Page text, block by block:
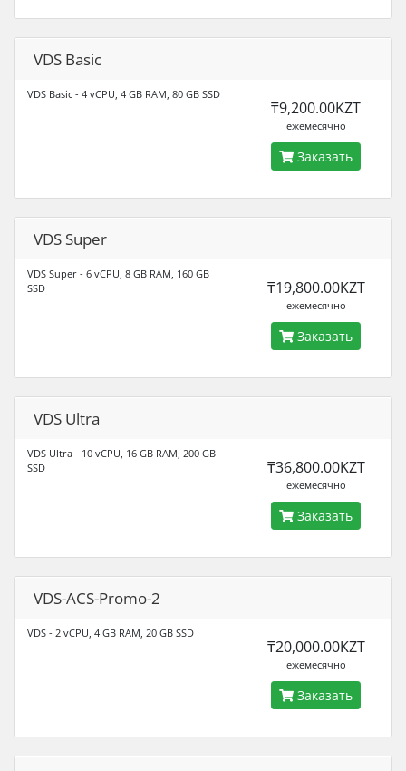
VDS Basic
VDS Basic - 4 vCPU, 4 GB RAM, 80 GB SSD
₸9,200.00KZT
ежемесячно
Заказать
VDS Super
VDS Super - 6 vCPU, 8 GB RAM, 160 GB
SSD
₸19,800.00KZT
ежемесячно
Заказать
VDS Ultra
VDS Ultra - 10 vCPU, 16 GB RAM, 200 GB
SSD
₸36,800.00KZT
ежемесячно
Заказать
VDS-ACS-Promo-2
VDS - 2 vCPU, 4 GB RAM, 20 GB SSD
₸20,000.00KZT
ежемесячно
Заказать